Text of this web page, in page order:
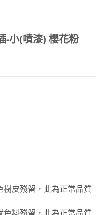
-小(噴漆) 櫻花粉
樹皮殘留，此為正常品質